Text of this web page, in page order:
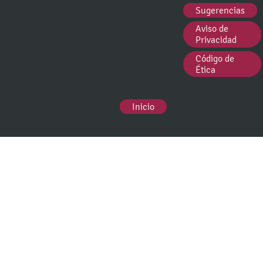
Sugerencias
Aviso de
Privacidad
Código de
Ética
Inicio